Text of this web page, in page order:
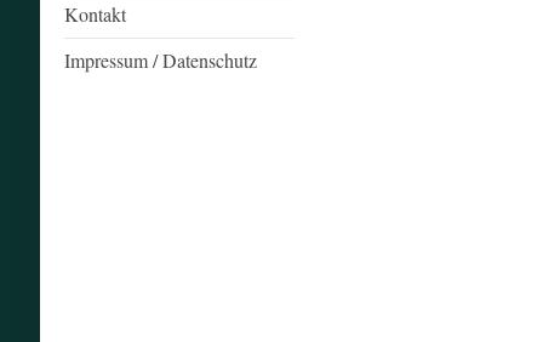
Kontakt
Impressum / Datenschutz